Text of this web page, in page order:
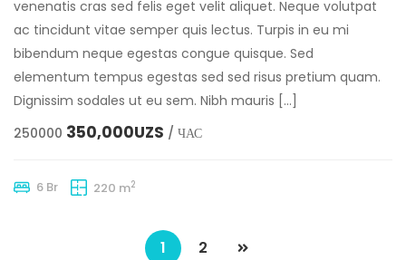
venenatis cras sed felis eget velit aliquet. Neque volutpat
ac tincidunt vitae semper quis lectus. Turpis in eu mi
bibendum neque egestas congue quisque. Sed
elementum tempus egestas sed sed risus pretium quam.
Dignissim sodales ut eu sem. Nibh mauris […]
250000 350,000UZS / ЧАС
6 Br 220 m2
1 2